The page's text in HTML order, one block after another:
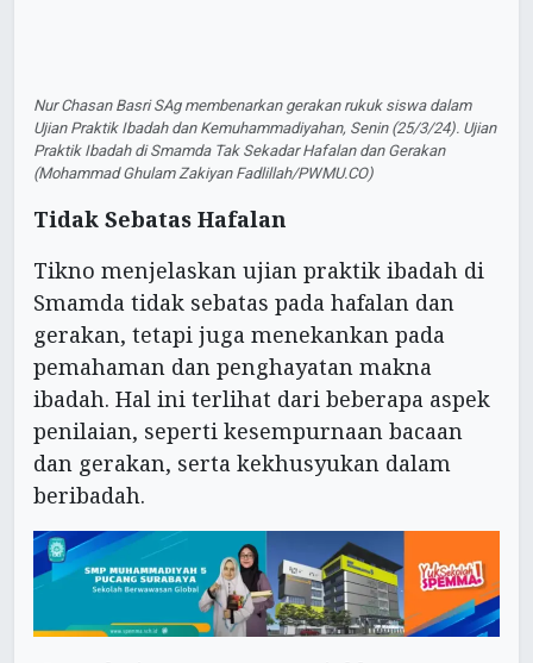
Nur Chasan Basri SAg membenarkan gerakan rukuk siswa dalam
Ujian Praktik Ibadah dan Kemuhammadiyahan, Senin (25/3/24). Ujian
Praktik Ibadah di Smamda Tak Sekadar Hafalan dan Gerakan
(Mohammad Ghulam Zakiyan Fadlillah/PWMU.CO)
Tidak Sebatas Hafalan
Tikno menjelaskan ujian praktik ibadah di
Smamda tidak sebatas pada hafalan dan
gerakan, tetapi juga menekankan pada
pemahaman dan penghayatan makna
ibadah. Hal ini terlihat dari beberapa aspek
penilaian, seperti kesempurnaan bacaan
dan gerakan, serta kekhusyukan dalam
beribadah.